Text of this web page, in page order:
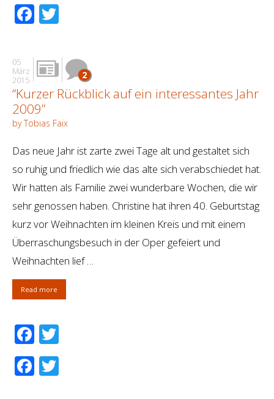
Facebook
05
März
2015
2
“Kurzer Rückblick auf ein interessantes Jahr
2009”
by Tobias Faix
Das neue Jahr ist zarte zwei Tage alt und gestaltet sich
so ruhig und friedlich wie das alte sich verabschiedet hat.
Wir hatten als Familie zwei wunderbare Wochen, die wir
sehr genossen haben. Christine hat ihren 40. Geburtstag
kurz vor Weihnachten im kleinen Kreis und mit einem
Überraschungsbesuch in der Oper gefeiert und
Weihnachten lief …
Read more
Facebook
Facebook